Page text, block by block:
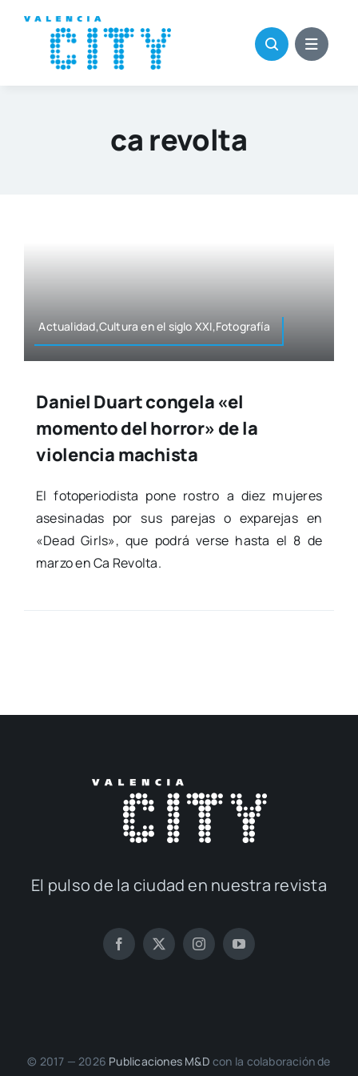
contenido
ca revolta
Actualidad,Cultura en el siglo XXI,Fotografía
Daniel Duart congela «el
momento del horror» de la
violencia machista
El foto­pe­rio­dis­ta pone ros­tro a diez muje­res
ase­si­na­das por sus pare­jas o expa­re­jas en
«Dead Girls», que podrá ver­se has­ta el 8 de
mar­zo en Ca Revol­ta.
El pul­so de la ciu­dad en nues­tra revis­ta
© 2017 — 2026 Publi­ca­cio­nes M&D con la cola­bo­ra­ción de